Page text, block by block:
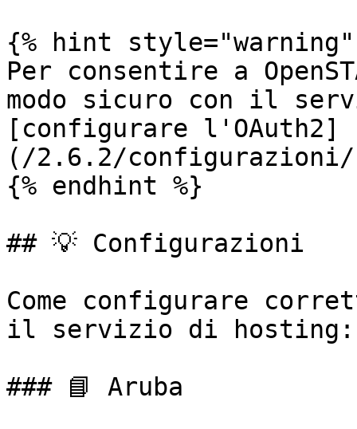
{% hint style="warning"
Per consentire a
modo sicuro con il
[configurare l'OAuth2]
(/2.6.2/configurazioni/
{% endhint %}
## 💡 Configurazioni
Come configurare
il servizio di hosting:
### 📘 Aruba